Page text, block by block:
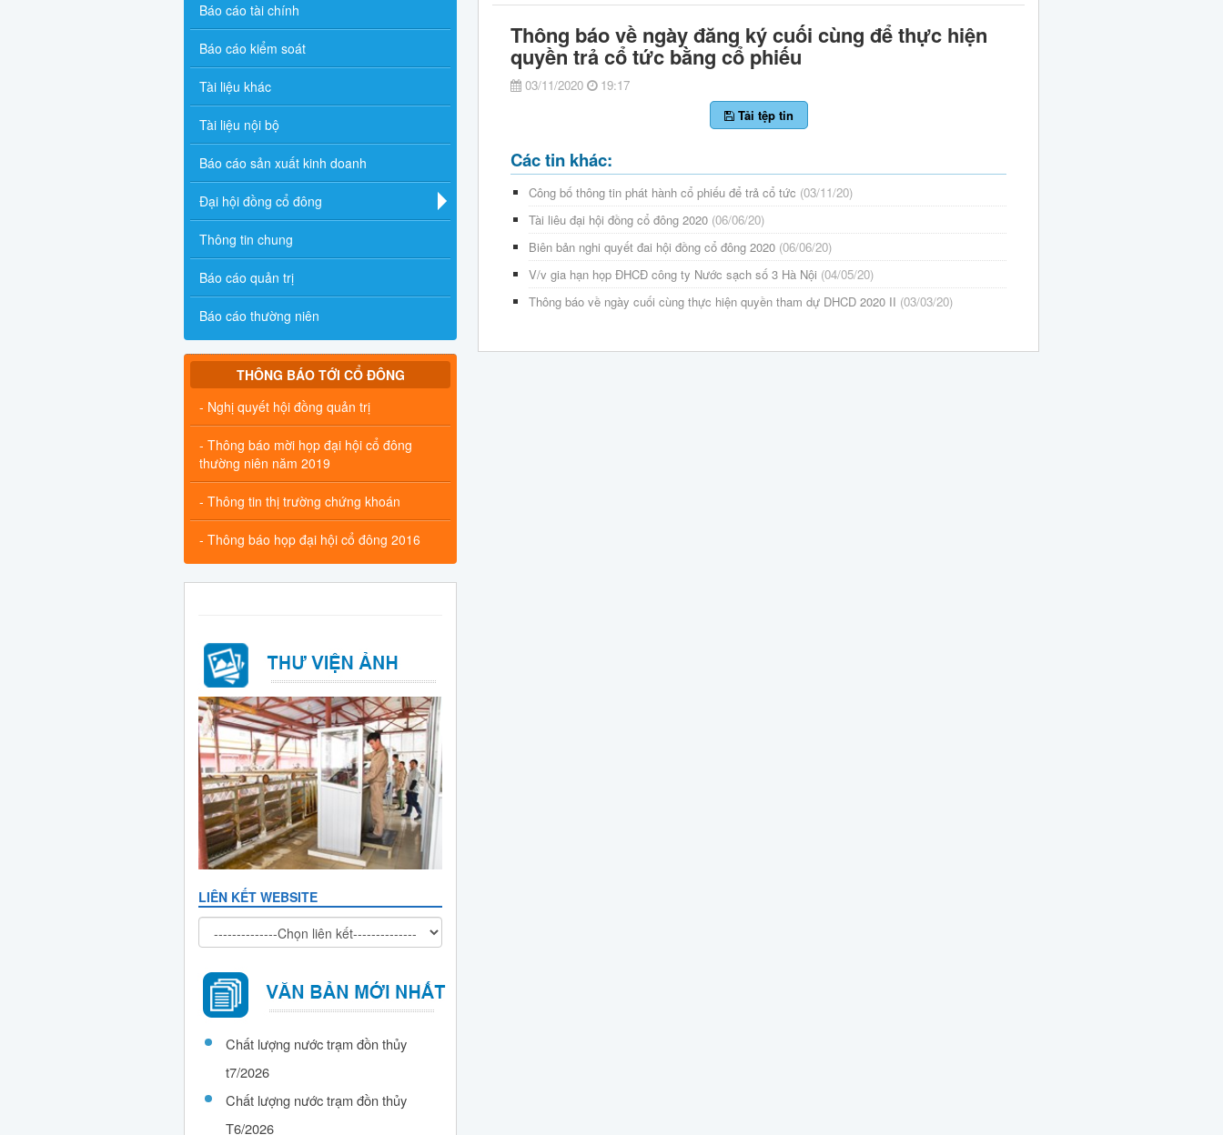
Báo cáo tài chính
Báo cáo kiểm soát
Tài liệu khác
Tài liệu nội bộ
Báo cáo sản xuất kinh doanh
Đại hội đồng cổ đông
Thông tin chung
Báo cáo quản trị
Báo cáo thường niên
THÔNG BÁO TỚI CỔ ĐÔNG
- Nghị quyết hội đồng quản trị
- Thông báo mời họp đại hội cổ đông
thường niên năm 2019
- Thông tin thị trường chứng khoán
- Thông báo họp đại hội cổ đông 2016
LIÊN KẾT WEBSITE
Chất lượng nước trạm đồn thủy
t7/2026
Chất lượng nước trạm đồn thủy
T6/2026
Thông báo về ngày đăng ký cuối cùng để thực hiện
quyền trả cổ tức bằng cổ phiếu
03/11/2020 19:17
Tải tệp tin
Các tin khác:
Công bố thông tin phát hành cổ phiếu để trả cổ tức (03/11/20)
Tài liêu đại hội đồng cổ đông 2020 (06/06/20)
Biên bản nghi quyết đai hội đồng cổ đông 2020 (06/06/20)
V/v gia hạn họp ĐHCĐ công ty Nước sạch số 3 Hà Nội (04/05/20)
Thông báo về ngày cuối cùng thực hiện quyền tham dự DHCD 2020 II (03/03/20)